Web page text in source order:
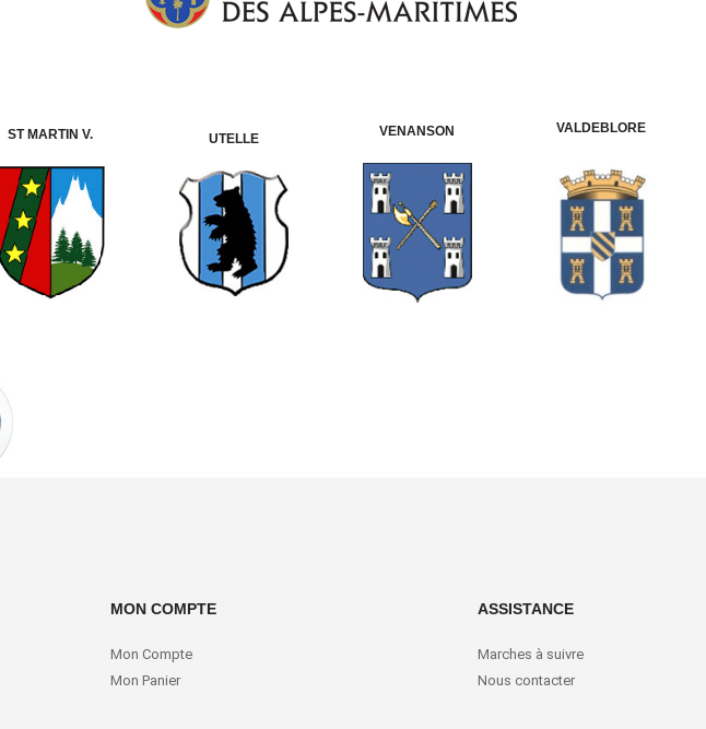
ST MARTIN V. UTELLE VENANSON VALDEBLORE
MON COMPTE
Mon Compte
Mon Panier
ASSISTANCE
Marches à suivre
Nous contacter